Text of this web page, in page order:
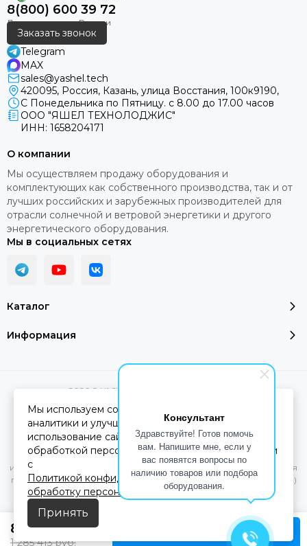
Консультант
Здравствуйте! Готов помочь
вам. Напишите мне, если у
вас появятся вопросы по
наличию товаров или подбора
оборудования.
856 942руб.
1 285 413руб.
В корзину
8(800) 600 39 72
Заказать звонок
Telegram
MAX
sales@yashel.tech
420095, Россия, Казань, улица Восстания, 100к9190,
С Понедельника по Пятницу. с 8.00 до 17.00 часов
ООО "ЯШЕЛ ТЕХНОЛОДЖИС"
ИНН: 1658204171
Каталог
Информация
О компании
Мы осуществляем продажу оборудования и
комплектующих как собственного производства, так и от
лучших российских и зарубежных производителей для
отрасли солнечной и ветровой энергетики и другого
энергетического оборудования.
Мы в социальных сетях
2026 © YASHEL Technologies.
Вся представленная на сайте информация, касающаяся
характеристик, стоимости товаров и услуг, носит
информационный характер и ни при каких условиях не является
публичной офертой, определяемой положениями Статьи 437(2)
Гражданского кодекса РФ.
Мы используем cookie-файлы для работы сайта,
аналитики и улучшения сервиса. Продолжая
использование сайта, вы соглашаетесь с
обработкой персональных данных в соответствии
с
Политикой конфиденциальностии Согласием на
обработку персональных данных
Принять